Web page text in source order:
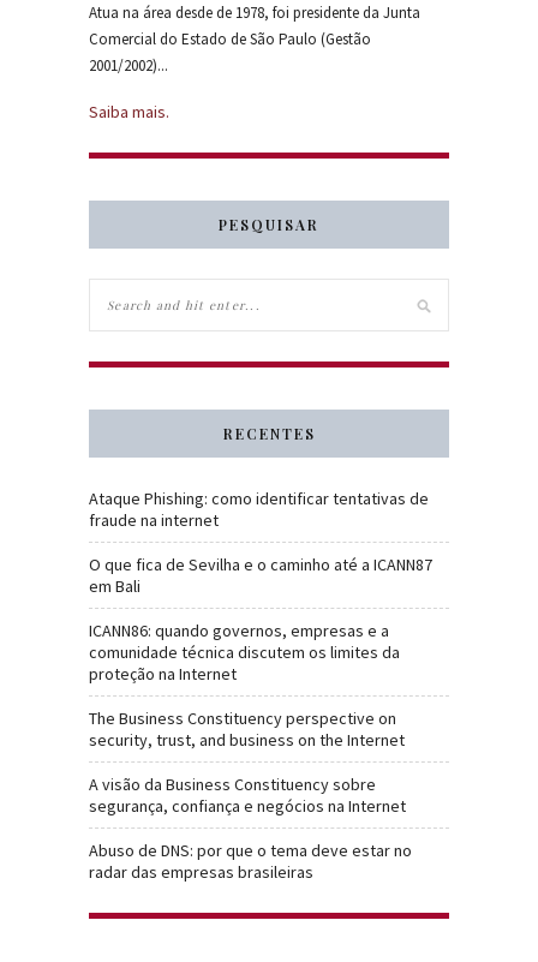
Atua na área desde de 1978, foi presidente da Junta
Comercial do Estado de São Paulo (Gestão
2001/2002)...
Saiba mais.
PESQUISAR
RECENTES
Ataque Phishing: como identificar tentativas de
fraude na internet
O que fica de Sevilha e o caminho até a ICANN87
em Bali
ICANN86: quando governos, empresas e a
comunidade técnica discutem os limites da
proteção na Internet
The Business Constituency perspective on
security, trust, and business on the Internet
A visão da Business Constituency sobre
segurança, confiança e negócios na Internet
Abuso de DNS: por que o tema deve estar no
radar das empresas brasileiras